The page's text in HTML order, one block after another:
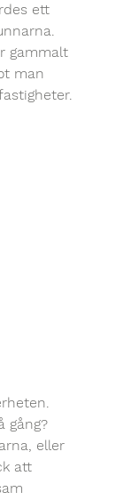
ett
gammalt
man
gång?
eller
att